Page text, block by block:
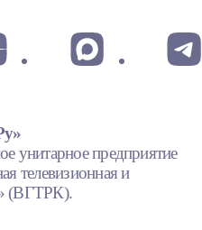
унитарное предприятие
телевизионная и
(ВГТРК).